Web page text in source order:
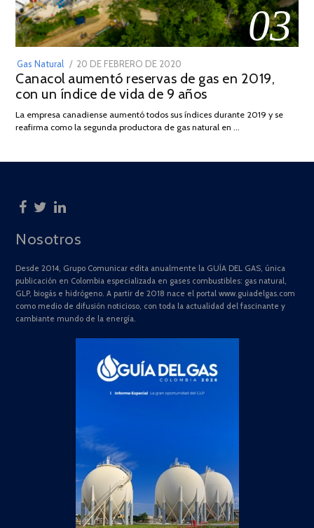
03
Gas Natural
POSTED
ON
20 DE FEBRERO DE 2020
DE
JULIO
2025
Canacol aumentó reservas de gas en 2019,
con un índice de vida de 9 años
La empresa canadiense aumentó todos sus índices durante 2019 y se
reafirma como la segunda productora de gas natural en …
Nosotros
Desde 2014, Grupo Comunicar edita anualmente la GUÍA DEL GAS, única
publicación en Colombia especializada en gases combustibles: gas natural,
GLP, biogás e hidrógeno. A partir de 2018 nace el portal www.guiadelgas.com
como medio de difusión noticioso, con toda la actualidad del fascinante y
cambiante mundo de la energía.